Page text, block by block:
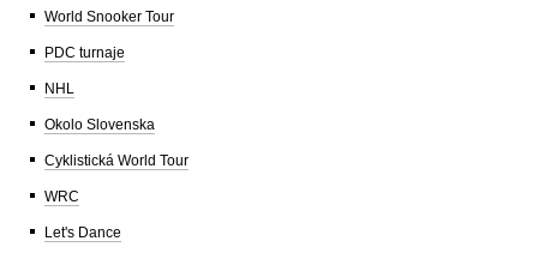
World Snooker Tour
PDC turnaje
NHL
Okolo Slovenska
Cyklistická World Tour
WRC
Let's Dance